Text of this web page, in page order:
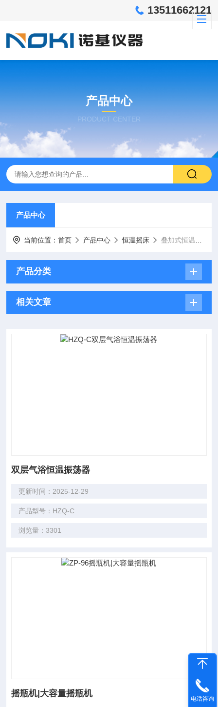
13511662121
产品中心
PRODUCT CENTER
产品中心
当前位置：首页 产品中心 恒温摇床 叠加式恒温摇床
产品分类
相关文章
双层气浴恒温振荡器
更新时间：2025-12-29
产品型号：HZQ-C
浏览量：3301
摇瓶机|大容量摇瓶机
电话咨询